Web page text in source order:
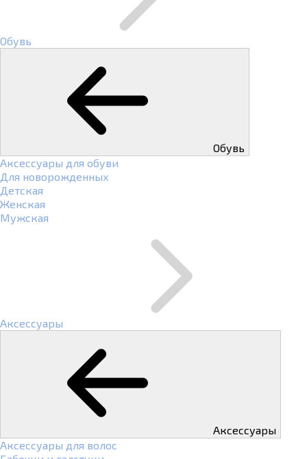
Обувь
Обувь
Аксессуары для обуви
Для новорожденных
Детская
Женская
Мужская
Аксессуары
Аксессуары
Аксессуары для волос